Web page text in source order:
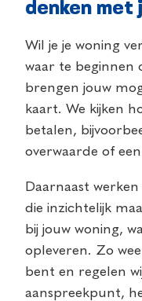
denken met
Wil je je woning
waar te beginnen
brengen jouw
kaart. We kijken
betalen,
overwaarde of
Daarnaast
die inzichtelijk
bij jouw woning,
opleveren. Zo
bent en regelen
aanspreekpunt,